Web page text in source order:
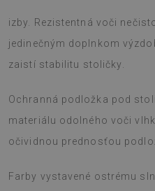
izby. Rezistentná voči
jedinečným doplnkom
zaistí stabilitu stoličky.
Ochranná podložka pod
materiálu odolného voči
očividnou prednosťou
Farby vystavené ostrému